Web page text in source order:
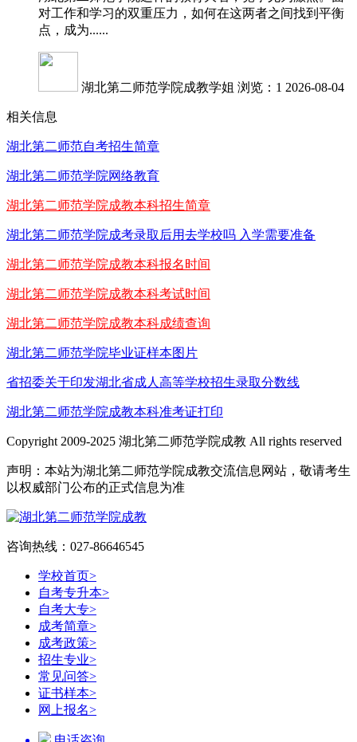
对工作和学习的双重压力，如何在这两者之间找到平衡
点，成为......
湖北第二师范学院成教学姐 浏览：1 2026-08-04
相关信息
湖北第二师范自考招生简章
湖北第二师范学院网络教育
湖北第二师范学院成教本科招生简章
湖北第二师范学院成考录取后用去学校吗 入学需要准备
湖北第二师范学院成教本科报名时间
湖北第二师范学院成教本科考试时间
湖北第二师范学院成教本科成绩查询
湖北第二师范学院毕业证样本图片
省招委关于印发湖北省成人高等学校招生录取分数线
湖北第二师范学院成教本科准考证打印
Copyright 2009-2025 湖北第二师范学院成教 All rights reserved
声明：本站为湖北第二师范学院成教交流信息网站，敬请考生
以权威部门公布的正式信息为准
咨询热线：027-86646545
学校首页>
自考专升本>
自考大专>
成考简章>
成考政策>
招生专业>
常见问答>
证书样本>
网上报名>